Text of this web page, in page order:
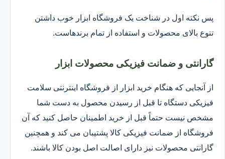
پس نکته اول در شناخت یک فروشگاه ابزار خوب داشتن
تنوع بالای محصولات و استفاده از تمام برندهاست.
گارانتی و ضمانت فیزیکی محصولات ابزار
از آنجایی که هنگام خرید ابزار از فروشگاه اینترنتی سلامت
فیزیکی دستگاه تا قبل از رسیدن محصول به دست شما
مشخص نیست حتماً قبل از خرید اطمینان حاصل کنید که آن
فروشگاه از ضمانت فیزیکی کالا پشتیبان می کند و همچنین
گارانتی محصولات نیز دارای اصالت اصل بودن کالا باشند.